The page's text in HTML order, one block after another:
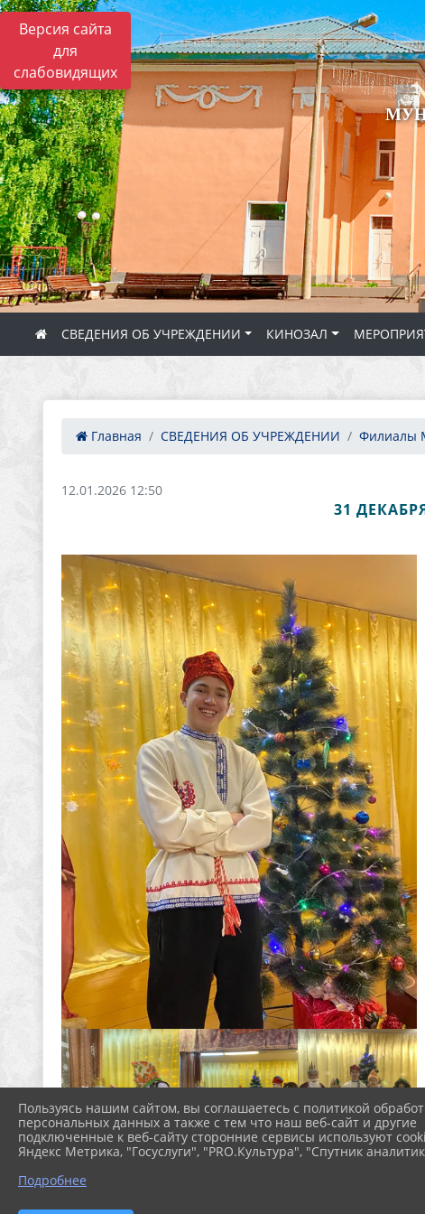
Версия сайта
для
слабовидящих
СВЕДЕНИЯ ОБ УЧРЕЖДЕНИИ КИНОЗАЛ
Главная СВЕДЕНИЯ ОБ УЧРЕЖДЕНИИ Филиалы
12.01.2026 12:50
31
Пользуясь нашим сайтом, вы соглашаетесь с политикой
персональных данных а также с тем что наш веб-сайт и другие
подключенные к веб-сайту сторонние сервисы используют
Яндекс Метрика, "Госуслуги", "PRO.Культура", "Спутник
Подробнее